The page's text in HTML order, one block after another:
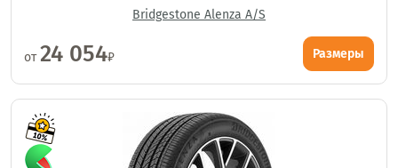
Bridgestone Alenza A/S
от24 054₽ Размеры